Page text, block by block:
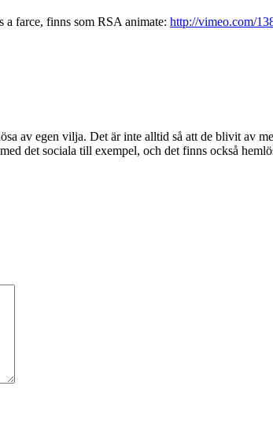
a farce, finns som RSA animate: http://vimeo.com/
av egen vilja. Det är inte alltid så att de blivit av
det sociala till exempel, och det finns också